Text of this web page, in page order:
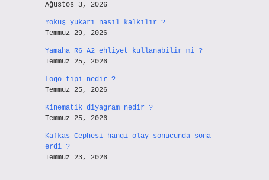
Ağustos 3, 2026
Yokuş yukarı nasıl kalkılır ?
Temmuz 29, 2026
Yamaha R6 A2 ehliyet kullanabilir mi ?
Temmuz 25, 2026
Logo tipi nedir ?
Temmuz 25, 2026
Kinematik diyagram nedir ?
Temmuz 25, 2026
Kafkas Cephesi hangi olay sonucunda sona
erdi ?
Temmuz 23, 2026